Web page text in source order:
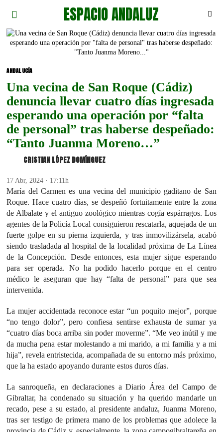
ESPACIO ANDALUZ
ANDALUCÍA
Una vecina de San Roque (Cádiz)
denuncia llevar cuatro días ingresada
esperando una operación por “falta
de personal” tras haberse despeñado:
“Tanto Juanma Moreno…”
CRISTIAN LÓPEZ DOMÍNGUEZ
17 Abr, 2024 · 17:11h
María del Carmen es una vecina del municipio gaditano de San
Roque. Hace cuatro días, se despeñó fortuitamente entre la zona
de Albalate y el antiguo zoológico mientras cogía espárragos. Los
agentes de la Policía Local consiguieron rescatarla, aquejada de un
fuerte golpe en su pierna izquierda, y tras inmovilizársela, acabó
siendo trasladada al hospital de la localidad próxima de La Línea
de la Concepción. Desde entonces, esta mujer sigue esperando
para ser operada. No ha podido hacerlo porque en el centro
médico le aseguran que hay “falta de personal” para que sea
intervenida.
La mujer accidentada reconoce estar “un poquito mejor”, porque
“no tengo dolor”, pero confiesa sentirse exhausta de sumar ya
“cuatro días boca arriba sin poder moverme”. “Me veo inútil y me
da mucha pena estar molestando a mi marido, a mi familia y a mi
hija”, revela entristecida, acompañada de su entorno más próximo,
que la ha estado apoyando durante estos duros días.
La sanroqueña, en declaraciones a Diario Área del Campo de
Gibraltar, ha condenado su situación y ha querido mandarle un
recado, pese a su estado, al presidente andaluz, Juanma Moreno,
tras ser testigo de primera mano de los problemas que adolece la